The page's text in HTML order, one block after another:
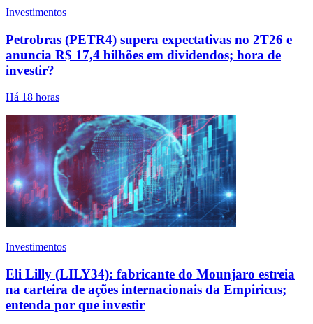
Investimentos
Petrobras (PETR4) supera expectativas no 2T26 e
anuncia R$ 17,4 bilhões em dividendos; hora de
investir?
Há 18 horas
Investimentos
Eli Lilly (LILY34): fabricante do Mounjaro estreia
na carteira de ações internacionais da Empiricus;
entenda por que investir